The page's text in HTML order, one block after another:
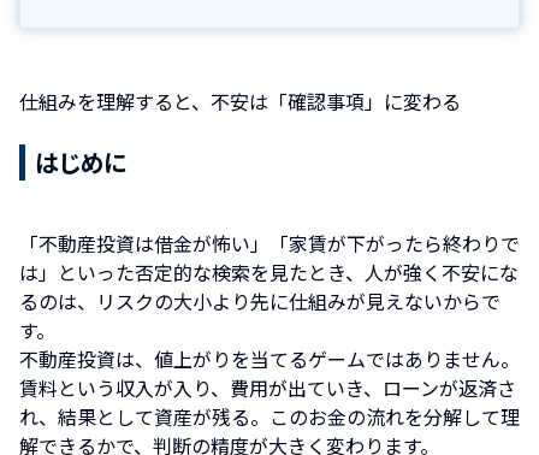
仕組みを理解すると、不安は「確認事項」に変わる
はじめに
「不動産投資は借金が怖い」「家賃が下がったら終わりで
は」といった否定的な検索を見たとき、人が強く不安にな
るのは、リスクの大小より先に仕組みが見えないからで
す。
不動産投資は、値上がりを当てるゲームではありません。
賃料という収入が入り、費用が出ていき、ローンが返済さ
れ、結果として資産が残る。このお金の流れを分解して理
解できるかで、判断の精度が大きく変わります。